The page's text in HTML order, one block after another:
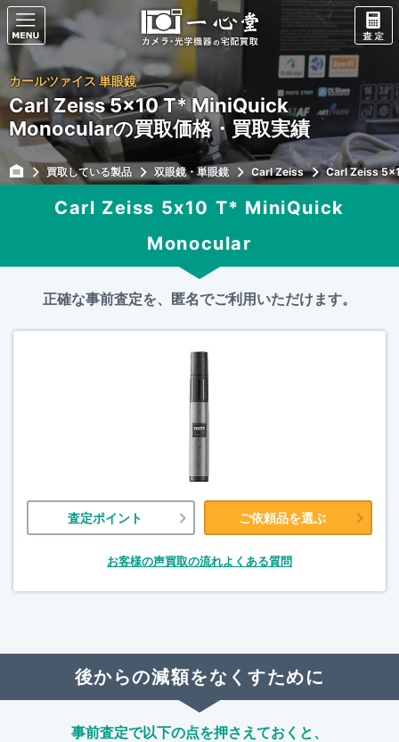
カールツァイス 単眼鏡
Carl Zeiss 5x10 T* MiniQuick
Monocularの買取価格・買取実績
買取している製品 双眼鏡・単眼鏡 Carl Zeiss Carl Zeiss
Carl Zeiss 5x10 T* MiniQuick
Monocular
正確な事前査定を、匿名でご利用いただけます。
査定ポイント ご依頼品を選ぶ
お客様の声買取の流れよくある質問
後からの減額をなくすために
事前査定で以下の点を押さえておくと、